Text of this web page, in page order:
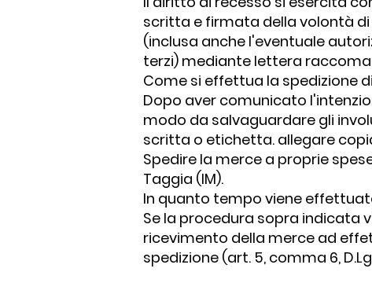
scritta e firmata della volontà
(inclusa anche l'eventuale
terzi) mediante lettera
Come si effettua la spedizione
Dopo aver comunicato
modo da salvaguardare gli
scritta o etichetta. allegare
Spedire la merce a proprie
Taggia (IM).
In quanto tempo viene
Se la procedura sopra indicata
ricevimento della merce ad
spedizione (art. 5, comma 6,